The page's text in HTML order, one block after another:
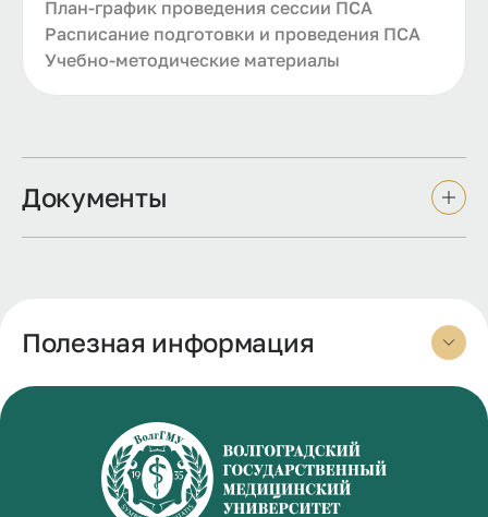
План-график проведения сессии ПСА
Расписание подготовки и проведения ПСА
Учебно-методические материалы
Документы
Полезная информация